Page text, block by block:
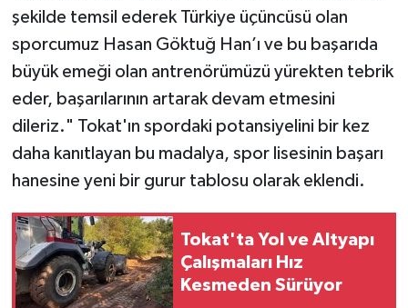
şekilde temsil ederek Türkiye üçüncüsü olan
sporcumuz Hasan Göktuğ Han’ı ve bu başarıda
büyük emeği olan antrenörümüzü yürekten tebrik
eder, başarılarının artarak devam etmesini
dileriz." Tokat'ın spordaki potansiyelini bir kez
daha kanıtlayan bu madalya, spor lisesinin başarı
hanesine yeni bir gurur tablosu olarak eklendi.
Tokat'ta Yol ve Altyapı
Çalışmaları Hız
Kesmeden Sürüyor